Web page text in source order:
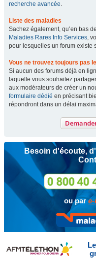
recherche avancée.
Liste des maladies
Sachez également, qu’en bas
Maladies Rares Info Services,
pour lesquelles un forum existe
Vous ne trouvez toujours pas
Si aucun des forums déjà en
laquelle vous souhaitez
aux modérateurs de créer un
formulaire dédié en précisant
répondront dans un délai
Besoin d'écoute,
ou par